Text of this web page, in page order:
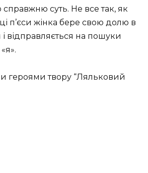
суть. Не все так, як
п’єси жінка бере свою долю в
і відправляється на пошуки
героями твору “Ляльковий